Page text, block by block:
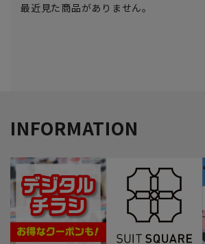
最近見た商品がありません。
INFORMATION